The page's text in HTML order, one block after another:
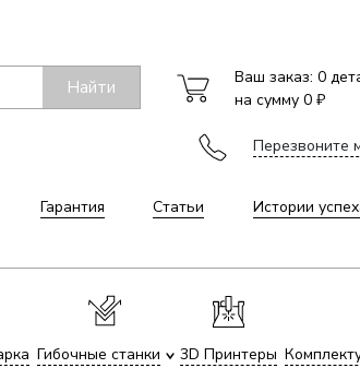
Найти Ваш заказ: 0
на сумму 0 ₽
Перезвоните
Гарантия Статьи Истории
Гибочные станки 3D Принтеры